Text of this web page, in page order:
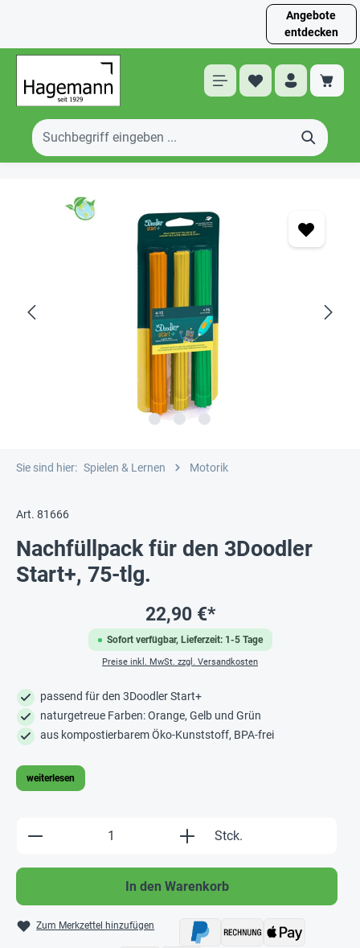
Angebote
entdecken
Sie sind hier: Spielen & Lernen Motorik
Art. 81666
Nachfüllpack für den 3Doodler
Start+, 75-tlg.
Sofort verfügbar, Lieferzeit: 1-5 Tage
22,90 €*
Preise inkl. MwSt. zzgl. Versandkosten
passend für den 3Doodler Start+
naturgetreue Farben: Orange, Gelb und Grün
aus kompostierbarem Öko-Kunststoff, BPA-frei
weiterlesen
Produkt Anzahl: Gib den gewünschten
Stck.
In den Warenkorb
Zum Merkzettel hinzufügen